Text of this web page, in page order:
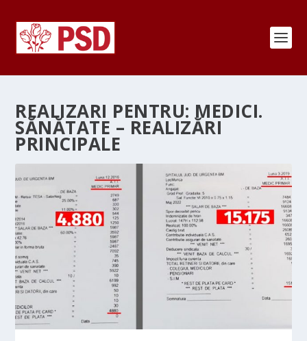
REALIZARI PENTRU: MEDICI.
SĂNĂTATE – REALIZĂRI
PRINCIPALE